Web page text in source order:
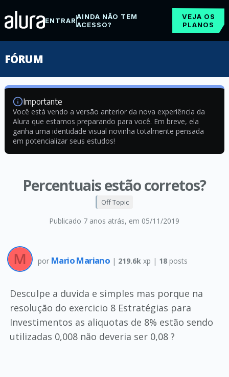
ENTRARAINDA NÃO TEM
ACESSO?
VEJA OS
PLANOS
FÓRUM
Importante
Você está vendo a versão anterior da nova experiência da
Alura que estamos preparando para você. Em breve, ela
ganha uma identidade visual novinha totalmente pensada
em potencializar seus estudos!
Percentuais estão corretos?
Publicado 7 anos atrás, em 05/11/2019
Off Topic
por Mario Mariano | 219.6k xp | 18posts
Desculpe a duvida e simples mas porque na
resolução do exercicio 8 Estratégias para
Investimentos as aliquotas de 8% estão sendo
utilizadas 0,008 não deveria ser 0,08 ?